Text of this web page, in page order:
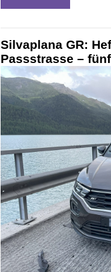
Silvaplana GR:
Passstrasse –